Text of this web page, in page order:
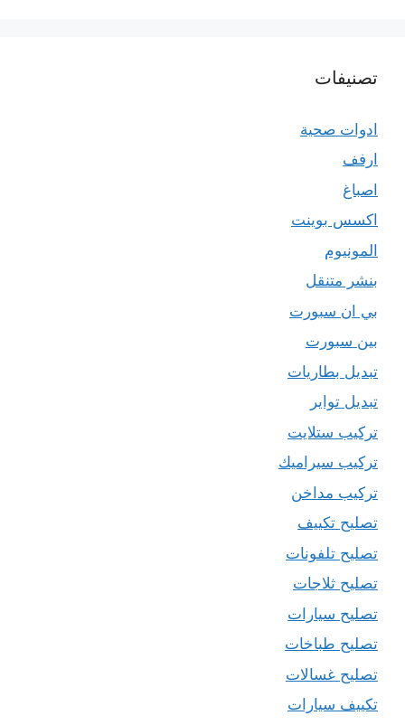
تصنيفات
ادوات صحية
ارفف
اصباغ
اكسس بوينت
المونيوم
بنشر متنقل
بي ان سبورت
بين سبورت
تبديل بطاريات
تبديل تواير
تركيب ستلايت
تركيب سيراميك
تركيب مداخن
تصليح تكييف
تصليح تلفونات
تصليح ثلاجات
تصليح سيارات
تصليح طباخات
تصليح غسالات
تكييف سيارات